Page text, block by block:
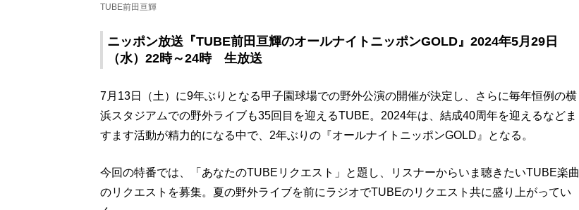
TUBE前田亘輝
ニッポン放送『TUBE前田亘輝のオールナイトニッポンGOLD』2024年5月29日
（水）22時～24時 生放送
7月13日（土）に9年ぶりとなる甲子園球場での野外公演の開催が決定し、さらに毎年恒例の横
浜スタジアムでの野外ライブも35回目を迎えるTUBE。2024年は、結成40周年を迎えるなどま
すます活動が精力的になる中で、2年ぶりの『オールナイトニッポンGOLD』となる。
今回の特番では、「あなたのTUBEリクエスト」と題し、リスナーからいま聴きたいTUBE楽曲
のリクエストを募集。夏の野外ライブを前にラジオでTUBEのリクエスト共に盛り上がってい